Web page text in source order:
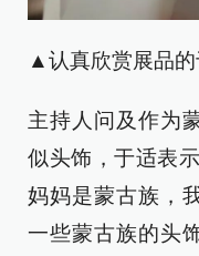
▲认真欣赏展品
主持人问及作为
似头饰，于适表
妈妈是蒙古族，
一些蒙古族的头